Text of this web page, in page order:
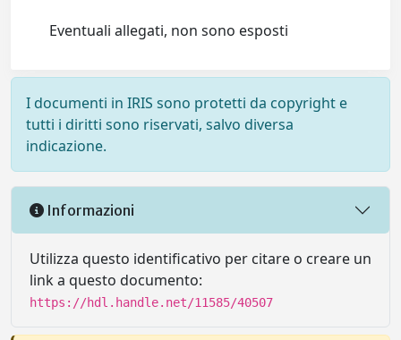
Eventuali allegati, non sono esposti
I documenti in IRIS sono protetti da copyright e
tutti i diritti sono riservati, salvo diversa
indicazione.
Informazioni
Utilizza questo identificativo per citare o creare un
link a questo documento:
https://hdl.handle.net/11585/40507